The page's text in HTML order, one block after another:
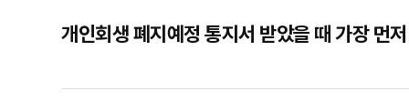
개인회생 폐지예정 통지서 받았을 때 가장 먼